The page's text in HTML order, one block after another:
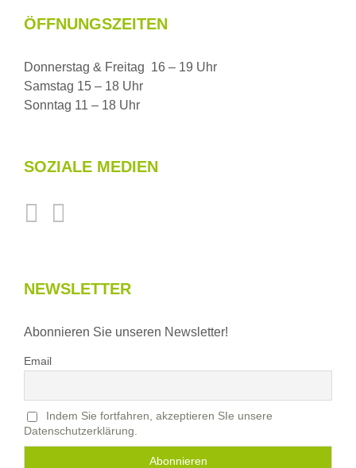
ÖFFNUNGSZEITEN
Donnerstag & Freitag 16 – 19 Uhr
Samstag 15 – 18 Uhr
Sonntag 11 – 18 Uhr
SOZIALE MEDIEN
NEWSLETTER
Abonnieren Sie unseren Newsletter!
Email
Indem Sie fortfahren, akzeptieren SIe unsere
Datenschutzerklärung.